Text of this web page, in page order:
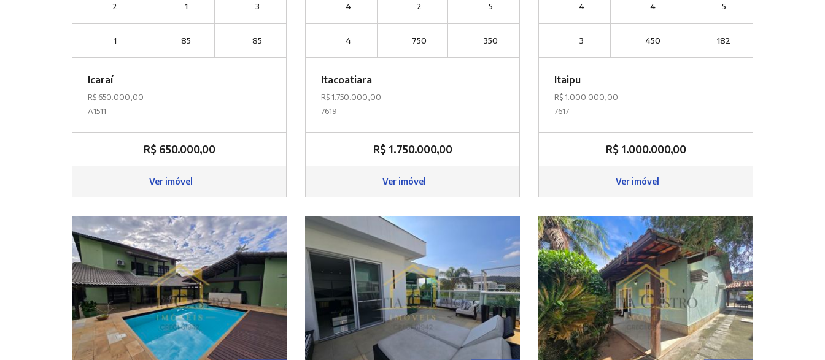
2 1 3
1 85 85
Icaraí
R$ 650.000,00
A1511
R$ 650.000,00
Ver imóvel
4 2 5
4 750 350
Itacoatiara
R$ 1.750.000,00
7619
R$ 1.750.000,00
Ver imóvel
4 4 5
3 450 182
Itaipu
R$ 1.000.000,00
7617
R$ 1.000.000,00
Ver imóvel